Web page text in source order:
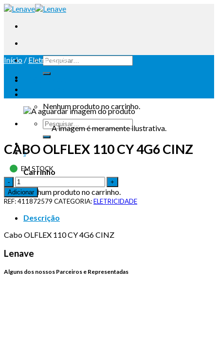
Nenhum produto no carrinho.
0
Carrinho
Nenhum produto no carrinho.
Início / Eletricidade
A imagem é meramente ilustrativa.
CABO OLFLEX 110 CY 4G6 CINZ
EM STOCK
Adicionar
REF:411872579 CATEGORIA:ELETRICIDADE
Descrição
Cabo OLFLEX 110 CY 4G6 CINZ
Lenave
Alguns dos nossos Parceiros e Representadas